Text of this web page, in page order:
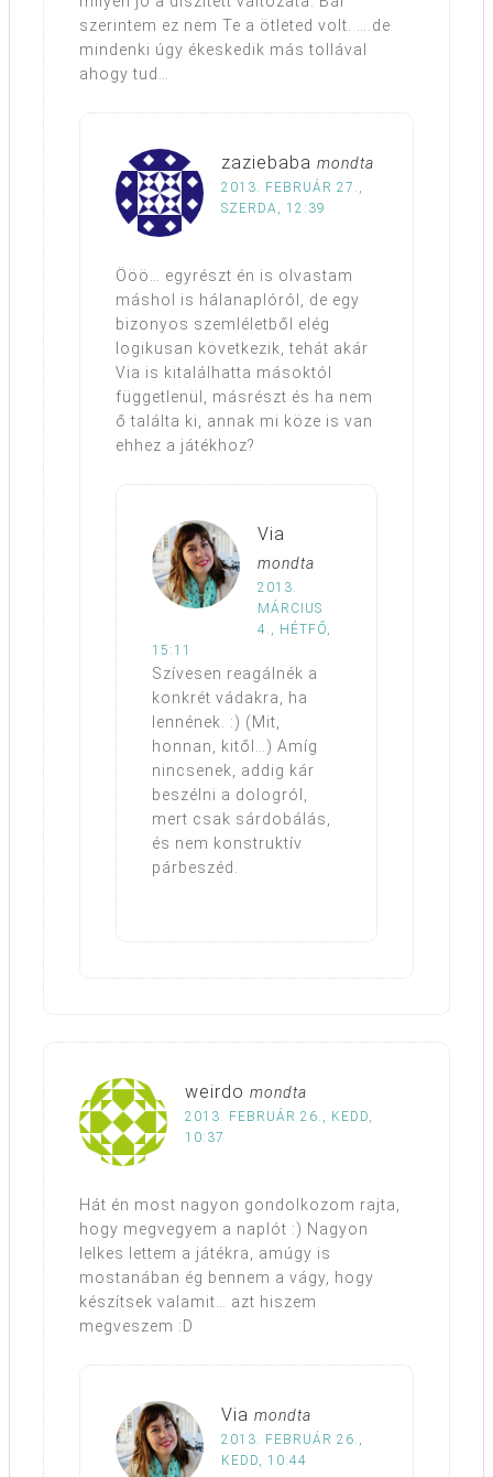
szerintem ez nem Te a ötleted volt. ….de
mindenki úgy ékeskedik más tollával
ahogy tud…
zaziebaba mondta
2013. FEBRUÁR 27.,
SZERDA, 12:39
Ööö… egyrészt én is olvastam
máshol is hálanaplóról, de egy
bizonyos szemléletből elég
logikusan következik, tehát akár
Via is kitalálhatta másoktól
függetlenül, másrészt és ha nem
ő találta ki, annak mi köze is van
ehhez a játékhoz?
Via
mondta
2013.
MÁRCIUS
4., HÉTFŐ,
15:11
Szívesen reagálnék a
konkrét vádakra, ha
lennének. :) (Mit,
honnan, kitől…) Amíg
nincsenek, addig kár
beszélni a dologról,
mert csak sárdobálás,
és nem konstruktív
párbeszéd.
weirdo mondta
2013. FEBRUÁR 26., KEDD,
10:37
Hát én most nagyon gondolkozom rajta,
hogy megvegyem a naplót :) Nagyon
lelkes lettem a játékra, amúgy is
mostanában ég bennem a vágy, hogy
készítsek valamit… azt hiszem
megveszem :D
Via mondta
2013. FEBRUÁR 26.,
KEDD, 10:44